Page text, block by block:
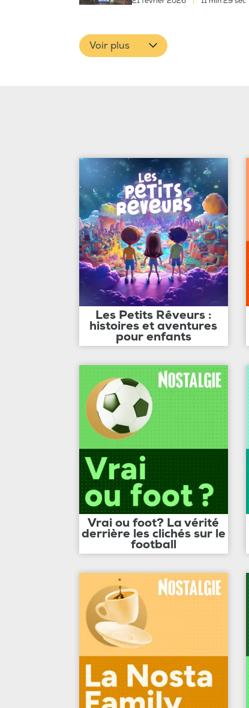
Voir plus
Les Petits Rêveurs :
histoires et aventures
pour enfants
Vrai ou foot? La vérité
derrière les clichés sur le
football